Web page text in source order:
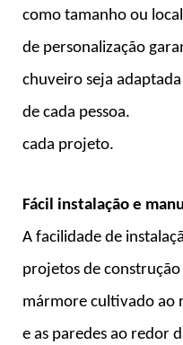
como tamanho ou
de personalização
chuveiro seja adaptada
de cada pessoa.
cada projeto.
Fácil instalação e
A facilidade de
projetos de
mármore cultivado ao
e as paredes ao redor